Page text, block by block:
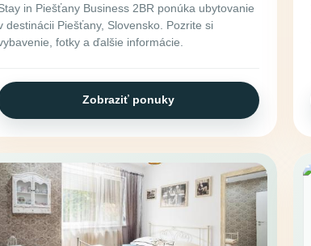
in Piešťany Business 2BR ponúka ubytovanie
destinácii Piešťany, Slovensko. Pozrite si
fotky a ďalšie informácie.
Zobraziť ponuky